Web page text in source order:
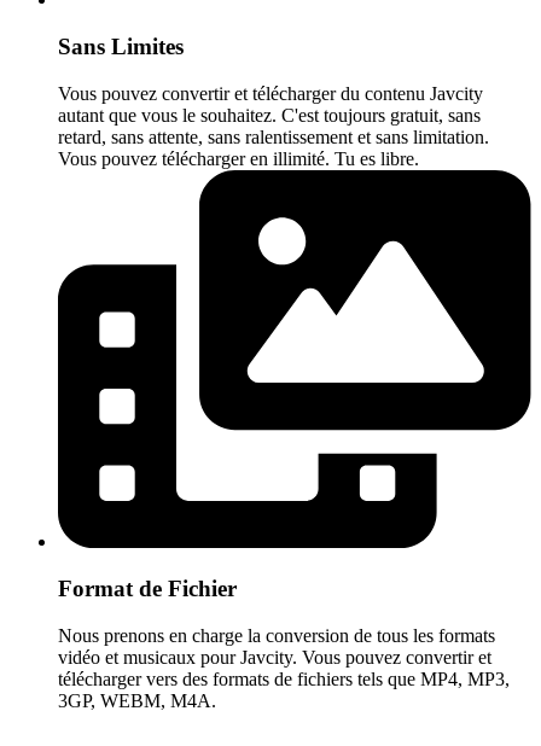
Sans Limites
Vous pouvez convertir et télécharger du contenu Javcity
autant que vous le souhaitez. C'est toujours gratuit, sans
retard, sans attente, sans ralentissement et sans limitation.
Vous pouvez télécharger en illimité. Tu es libre.
Format de Fichier
Nous prenons en charge la conversion de tous les formats
vidéo et musicaux pour Javcity. Vous pouvez convertir et
télécharger vers des formats de fichiers tels que MP4, MP3,
3GP, WEBM, M4A.